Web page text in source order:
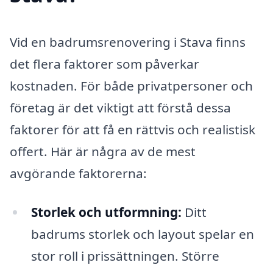
Vid en badrumsrenovering i Stava finns
det flera faktorer som påverkar
kostnaden. För både privatpersoner och
företag är det viktigt att förstå dessa
faktorer för att få en rättvis och realistisk
offert. Här är några av de mest
avgörande faktorerna:
Storlek och utformning: Ditt
badrums storlek och layout spelar en
stor roll i prissättningen. Större